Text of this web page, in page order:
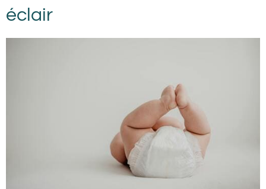
éclair